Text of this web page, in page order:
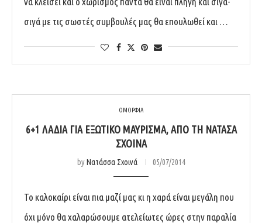
σιγά με τις σωστές συμβουλές μας θα επουλωθεί και …
ΟΜΟΡΦΙΑ
6+1 ΛΆΔΙΑ ΓΙΑ ΕΞΩΤΙΚΌ ΜΑΎΡΙΣΜΑ, ΑΠΌ ΤΗ ΝΑΤΆΣΑ
ΣΧΟΙΝΆ
byΝατάσσα Σχοινά 05/07/2014
Το καλοκαίρι είναι πια μαζί μας κι η χαρά είναι μεγάλη που
όχι μόνο θα χαλαρώσουμε ατελείωτες ώρες στην παραλία